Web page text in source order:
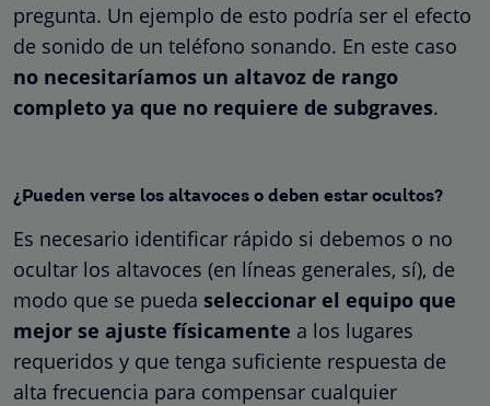
pregunta. Un ejemplo de esto podría ser el efecto
de sonido de un teléfono sonando. En este caso
no necesitaríamos un altavoz de rango
completo ya que no requiere de subgraves.
¿Pueden verse los altavoces o deben estar ocultos?
Es necesario identificar rápido si debemos o no
ocultar los altavoces (en líneas generales, sí), de
modo que se pueda seleccionar el equipo que
mejor se ajuste físicamente a los lugares
requeridos y que tenga suficiente respuesta de
alta frecuencia para compensar cualquier